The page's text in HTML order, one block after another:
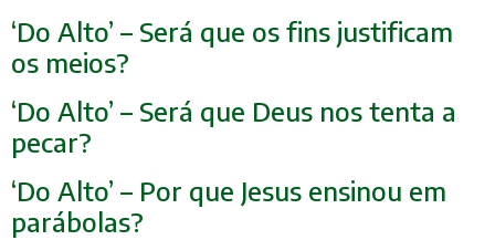
‘Do Alto’ – Será que os fins justificam
os meios?
‘Do Alto’ – Será que Deus nos tenta a
pecar?
‘Do Alto’ – Por que Jesus ensinou em
parábolas?